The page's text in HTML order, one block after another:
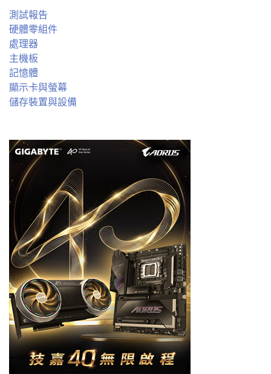
測試報告
硬體零組件
處理器
主機板
記憶體
顯示卡與螢幕
儲存裝置與設備